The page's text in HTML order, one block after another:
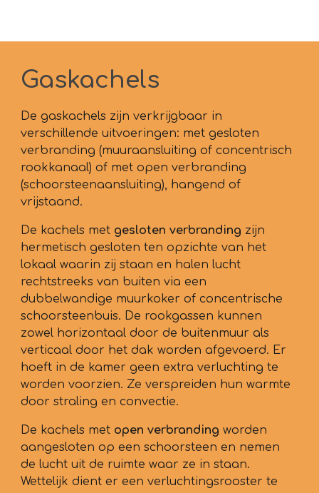
Gaskachels
De gaskachels zijn verkrijgbaar in
verschillende uitvoeringen: met gesloten
verbranding (muuraansluiting of concentrisch
rookkanaal) of met open verbranding
(schoorsteenaansluiting), hangend of
vrijstaand.
De kachels met gesloten verbranding zijn
hermetisch gesloten ten opzichte van het
lokaal waarin zij staan en halen lucht
rechtstreeks van buiten via een
dubbelwandige muurkoker of concentrische
schoorsteenbuis. De rookgassen kunnen
zowel horizontaal door de buitenmuur als
verticaal door het dak worden afgevoerd. Er
hoeft in de kamer geen extra verluchting te
worden voorzien. Ze verspreiden hun warmte
door straling en convectie.
De kachels met open verbranding worden
aangesloten op een schoorsteen en nemen
de lucht uit de ruimte waar ze in staan.
Wettelijk dient er een verluchtingsrooster te